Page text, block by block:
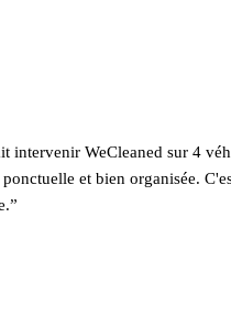
intervenir WeCleaned sur 4
et bien organisée.